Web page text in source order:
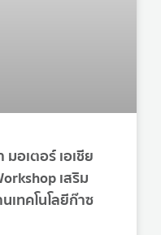
มอเตอร์ เอเชีย
เสริม
ทคโนโลยีก๊าซ